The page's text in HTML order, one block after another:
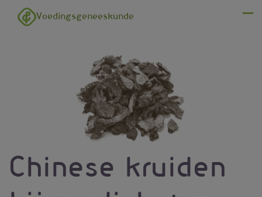
Overslaan en naar de inhoud gaan
Voedingsgeneeskunde
Chinese kruiden